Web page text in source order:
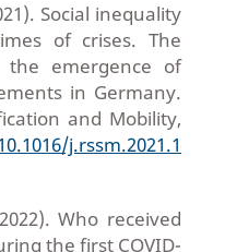
Social inequality
of crises. The
the emergence of
in Germany.
and Mobility,
j.rssm.2021.1
Who received
the first COVID-